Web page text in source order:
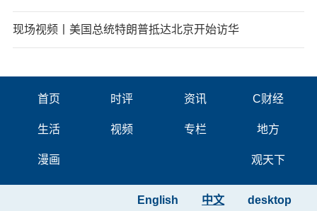
现场视频丨美国总统特朗普抵达北京开始访华
首页 时评 资讯 C财经
生活 视频 专栏 地方
漫画 观天下
desktop
中文
English